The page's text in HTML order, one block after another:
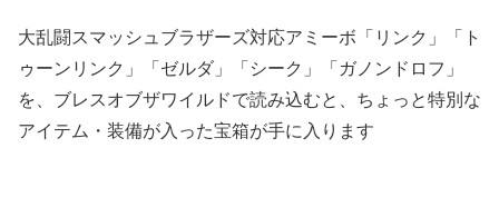
大乱闘スマッシュブラザーズ対応アミーボ「リンク」「ト
ゥーンリンク」「ゼルダ」「シーク」「ガノンドロフ」
を、ブレスオブザワイルドで読み込むと、ちょっと特別な
アイテム・装備が入った宝箱が手に入ります